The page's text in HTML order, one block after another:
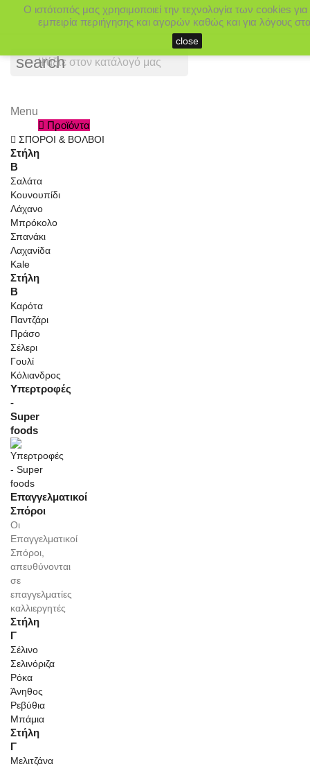
search
Menu
Προϊόντα
ΣΠΟΡΟΙ & ΒΟΛΒΟΙ
Στήλη
Β
Σαλάτα
Κουνουπίδι
Λάχανο
Μπρόκολο
Σπανάκι
Λαχανίδα
Kale
Στήλη
Β
Καρότα
Παντζάρι
Πράσο
Σέλερι
Γουλί
Κόλιανδρος
Υπερτροφές
-
Super
foods
Επαγγελματικοί
Σπόροι
Οι
Επαγγελματικοί
Σπόροι,
απευθύνονται
σε
επαγγελματίες
καλλιεργητές
Στήλη
Γ
Σέλινο
Σελινόριζα
Ρόκα
Άνηθος
Ρεβύθια
Μπάμια
Στήλη
Γ
Μελιτζάνα
Ο ιστότοπός μας χρησιμοποιεί την τεχνολογία των cookies
εμπειρία περιήγησης και αγορών καθώς και για λόγους
close